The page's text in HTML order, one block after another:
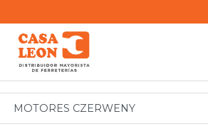
Categorias
Todos
MOTORES CZERWENY